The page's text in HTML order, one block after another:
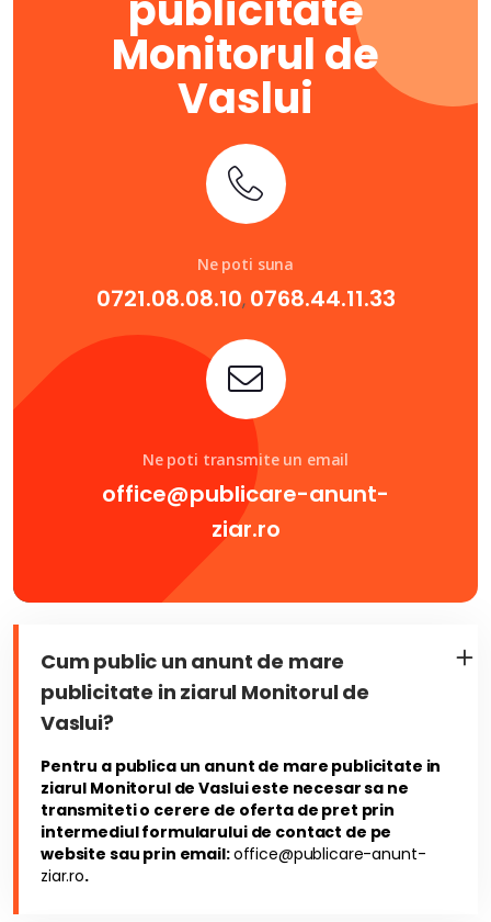
Monitorul de
Vaslui
Ne poti suna
0721.08.08.10, 0768.44.11.33
Ne poti transmite un email
office@publicare-anunt-
ziar.ro
Cum public un anunt de mare
publicitate in ziarul Monitorul de
Vaslui?
Pentru a publica un anunt de mare publicitate in
ziarul Monitorul de Vaslui este necesar sa ne
transmiteti o cerere de oferta de pret prin
intermediul formularului de contact de pe
website sau prin email:office@publicare-anunt-
ziar.ro.